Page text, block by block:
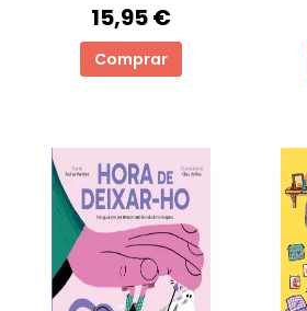
15,95 €
Comprar